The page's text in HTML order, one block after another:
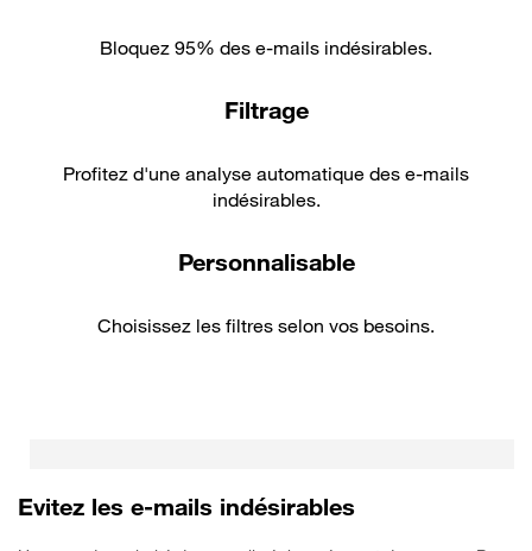
Bloquez 95% des e-mails indésirables.
Filtrage
Profitez d'une analyse automatique des e-mails
indésirables.
Personnalisable
Choisissez les filtres selon vos besoins.
Evitez les e-mails indésirables